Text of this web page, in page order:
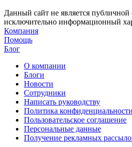
Данный сайт не является
исключительно информационный
Компания
Помощь
Блог
О компании
Блоги
Новости
Сотрудники
Написать руководству
Политика конфиденциальности
Пользовательское соглашение
Персональные данные
Получение рекламных